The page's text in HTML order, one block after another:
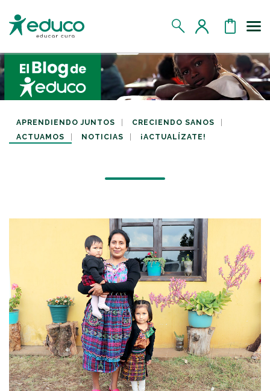
MIS DATOS
MIS APADRINADOS
MIS RETOS SOLIDARIOS
CERRAR SESIÓN
APRENDIENDO JUNTOS
CRECIENDO SANOS
ACTUAMOS
NOTICIAS ¡ACTUALÍZATE!